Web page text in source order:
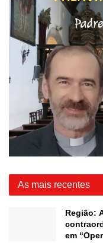
As mais recentes
Região:
em